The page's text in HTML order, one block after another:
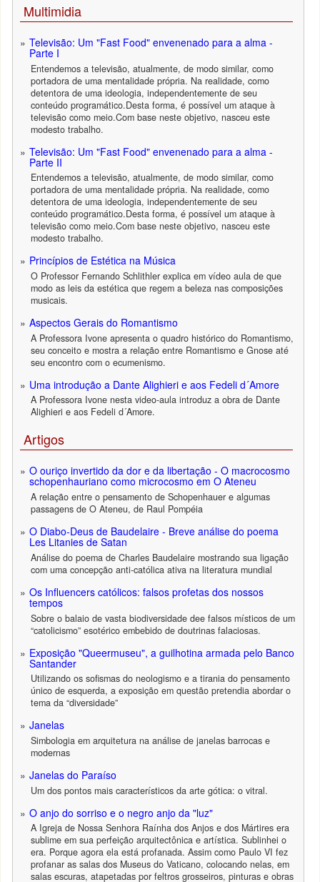
Multimidia
Televisão: Um "Fast Food" envenenado para a alma -
Parte I
Entendemos a televisão, atualmente, de modo similar, como
portadora de uma mentalidade própria. Na realidade, como
detentora de uma ideologia, independentemente de seu
conteúdo programático.Desta forma, é possível um ataque à
televisão como meio.Com base neste objetivo, nasceu este
modesto trabalho.
Televisão: Um "Fast Food" envenenado para a alma -
Parte II
Entendemos a televisão, atualmente, de modo similar, como
portadora de uma mentalidade própria. Na realidade, como
detentora de uma ideologia, independentemente de seu
conteúdo programático.Desta forma, é possível um ataque à
televisão como meio.Com base neste objetivo, nasceu este
modesto trabalho.
Princípios de Estética na Música
O Professor Fernando Schlithler explica em vídeo aula de que
modo as leis da estética que regem a beleza nas composições
musicais.
Aspectos Gerais do Romantismo
A Professora Ivone apresenta o quadro histórico do Romantismo,
seu conceito e mostra a relação entre Romantismo e Gnose até
seu encontro com o ecumenismo.
Uma introdução a Dante Alighieri e aos Fedeli d´Amore
A Professora Ivone nesta video-aula introduz a obra de Dante
Alighieri e aos Fedeli d´Amore.
Artigos
O ouriço invertido da dor e da libertação - O macrocosmo
schopenhauriano como microcosmo em O Ateneu
A relação entre o pensamento de Schopenhauer e algumas
passagens de O Ateneu, de Raul Pompéia
O Diabo-Deus de Baudelaire - Breve análise do poema
Les Litanies de Satan
Análise do poema de Charles Baudelaire mostrando sua ligação
com uma concepção anti-católica ativa na literatura mundial
Os Influencers católicos: falsos profetas dos nossos
tempos
Sobre o balaio de vasta biodiversidade dee falsos místicos de um
“catolicismo” esotérico embebido de doutrinas falaciosas.
Exposição "Queermuseu", a guilhotina armada pelo Banco
Santander
Utilizando os sofismas do neologismo e a tirania do pensamento
único de esquerda, a exposição em questão pretendia abordar o
tema da “diversidade”
Janelas
Simbologia em arquitetura na análise de janelas barrocas e
modernas
Janelas do Paraíso
Um dos pontos mais característicos da arte gótica: o vitral.
O anjo do sorriso e o negro anjo da "luz"
A Igreja de Nossa Senhora Raínha dos Anjos e dos Mártires era
sublime em sua perfeição arquitectônica e artística. Sublinhei o
era. Porque agora ela está profanada. Assim como Paulo VI fez
profanar as salas dos Museus do Vaticano, colocando nelas, em
salas escuras, atapetadas por feltros grosseiros, pinturas e obras